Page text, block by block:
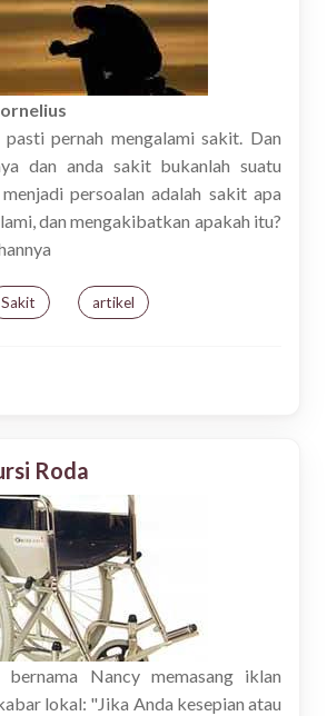
pernah mengalami sakit. Dan
dan anda sakit bukanlah suatu
persoalan adalah sakit apa
dan mengakibatkan apakah itu?
Sakit artikel
Sakit Rohani
Roda
bernama Nancy memasang iklan
lokal: "Jika Anda kesepian atau